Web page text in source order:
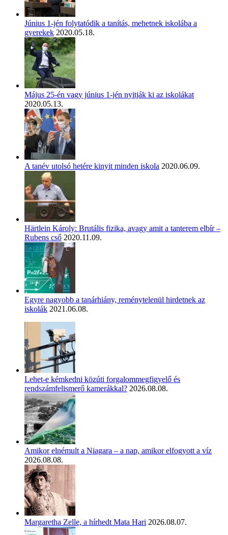
Június 1-jén folytatódik a tanítás, mehetnek iskolába a
gyerekek 2020.05.18.
Május 25-én vagy június 1-jén nyitják ki az iskolákat
2020.05.13.
A tanév utolsó hetére kinyit minden iskola 2020.06.09.
Härtlein Károly: Brutális fizika, avagy amit a tanterem elbír –
Rubens cső 2020.11.09.
Egyre nagyobb a tanárhiány, reménytelenül hirdetnek az
iskolák 2021.06.08.
Lehet-e kémkedni közúti forgalommegfigyelő és
rendszámfelismerő kamerákkal? 2026.08.08.
Amikor elnémult a Niagara – a nap, amikor elfogyott a víz
2026.08.08.
Margaretha Zelle, a hírhedt Mata Hari 2026.08.07.